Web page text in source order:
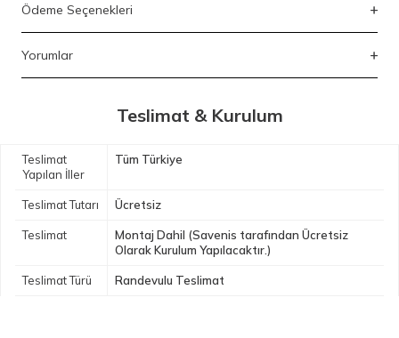
Ödeme Seçenekleri
Yorumlar
Teslimat & Kurulum
Teslimat
Yapılan İller
Tüm Türkiye
Teslimat Tutarı Ücretsiz
Teslimat
Montaj Dahil (Savenis tarafından Ücretsiz
Olarak Kurulum Yapılacaktır.)
Teslimat Türü Randevulu Teslimat